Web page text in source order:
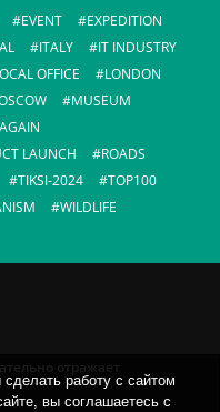
EVENT
EXPEDITION
ITALY
IT INDUSTRY
OFFICE
LONDON
MUSEUM
LAUNCH
ROADS
TIKSI-2024
TOP100
WILDLIFE
отражает
работу с сайтом
вы соглашаетесь с